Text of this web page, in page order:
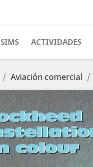
SIMS ACTIVIDADES
Aviación comercial